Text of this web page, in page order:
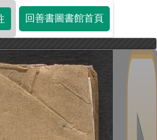
回善書圖書館首頁